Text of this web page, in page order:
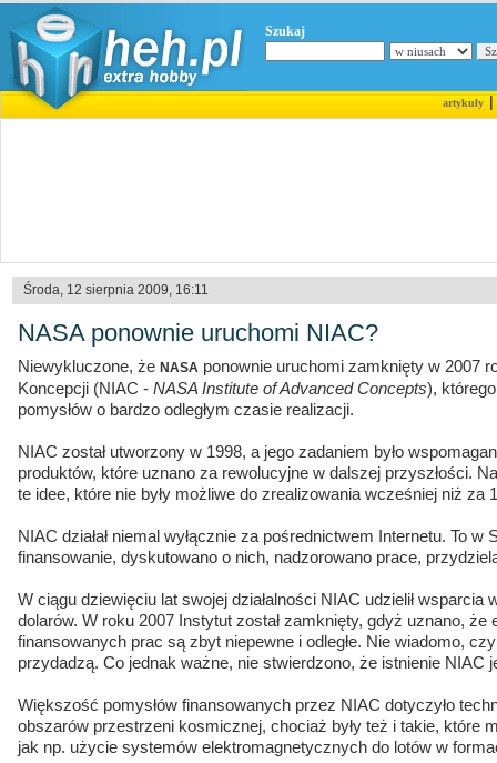
Szukaj
artykuły|
Środa, 12 sierpnia 2009, 16:11
NASA ponownie uruchomi NIAC?
Niewykluczone, że NASA ponownie uruchomi zamknięty w 2007
Koncepcji (NIAC - NASA Institute of Advanced Concepts),
pomysłów o bardzo odległym czasie realizacji.
NIAC został utworzony w 1998, a jego zadaniem było
produktów, które uznano za rewolucyjne w dalszej przyszłości.
te idee, które nie były możliwe do zrealizowania wcześniej niż za
NIAC działał niemal wyłącznie za pośrednictwem Internetu. To w
finansowanie, dyskutowano o nich, nadzorowano prace,
W ciągu dziewięciu lat swojej działalności NIAC udzielił wsparcia
dolarów. W roku 2007 Instytut został zamknięty, gdyż uznano, że
finansowanych prac są zbyt niepewne i odległe. Nie wiadomo,
przydadzą. Co jednak ważne, nie stwierdzono, że istnienie NIAC
Większość pomysłów finansowanych przez NIAC dotyczyło
obszarów przestrzeni kosmicznej, chociaż były też i takie, które
jak np. użycie systemów elektromagnetycznych do lotów w